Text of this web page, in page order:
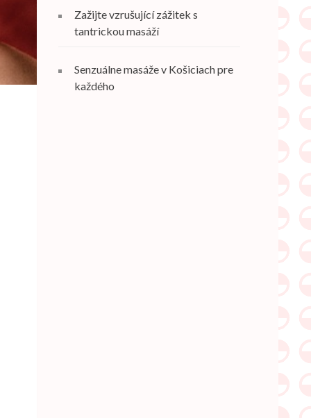
Zažijte vzrušující zážitek s
tantrickou masáží
Senzuálne masáže v Košiciach pre
každého